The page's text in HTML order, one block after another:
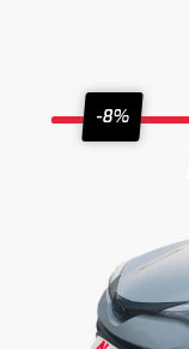
-8%